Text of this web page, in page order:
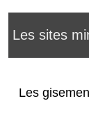
Les sites
Les